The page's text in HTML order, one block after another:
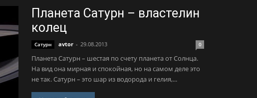
Планета Сатурн – властелин
колец
Сатурн avtor - 29.08.2013 0
Планета Сатурн – шестая по счету планета от Солнца.
На вид она мирная и спокойная, но на самом деле это
не так. Сатурн – это шар из водорода и гелия,...